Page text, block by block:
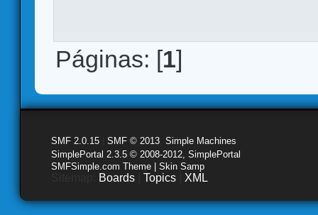
Páginas: [1]
SMF 2.0.15 SMF © 2013 Simple Machines
SimplePortal 2.3.5 © 2008-2012, SimplePortal
SMFSimple.com Theme | Skin Samp
Boards Topics XML